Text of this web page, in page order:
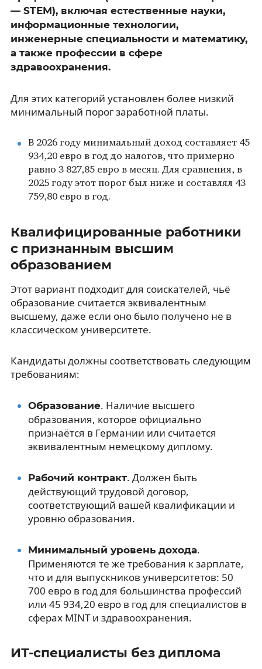
— STEM), включая естественные науки,
информационные технологии,
инженерные специальности и математику,
а также профессии в сфере
здравоохранения.
Для этих категорий установлен более низкий
минимальный порог заработной платы.
В 2026 году минимальный доход составляет 45
934,20 евро в год до налогов, что примерно
равно 3 827,85 евро в месяц. Для сравнения, в
2025 году этот порог был ниже и составлял 43
759,80 евро в год.
Квалифицированные работники
с признанным высшим
образованием
Этот вариант подходит для соискателей, чьё
образование считается эквивалентным
высшему, даже если оно было получено не в
классическом университете.
Кандидаты должны соответствовать следующим
требованиям:
Образование. Наличие высшего
образования, которое официально
признаётся в Германии или считается
эквивалентным немецкому диплому.
Рабочий контракт. Должен быть
действующий трудовой договор,
соответствующий вашей квалификации и
уровню образования.
Минимальный уровень дохода.
Применяются те же требования к зарплате,
что и для выпускников университетов: 50
700 евро в год для большинства профессий
или 45 934,20 евро в год для специалистов в
сферах MINT и здравоохранения.
ИТ-специалисты без диплома